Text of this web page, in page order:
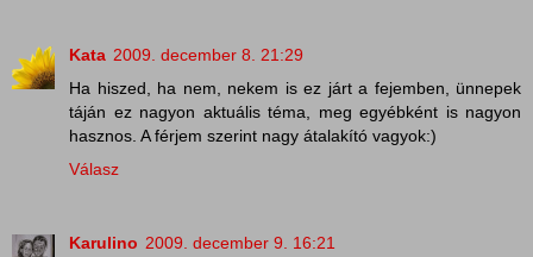
Kata 2009. december 8. 21:29
Ha hiszed, ha nem, nekem is ez járt a fejemben, ünnepek
táján ez nagyon aktuális téma, meg egyébként is nagyon
hasznos. A férjem szerint nagy átalakító vagyok:)
Válasz
Karulino 2009. december 9. 16:21